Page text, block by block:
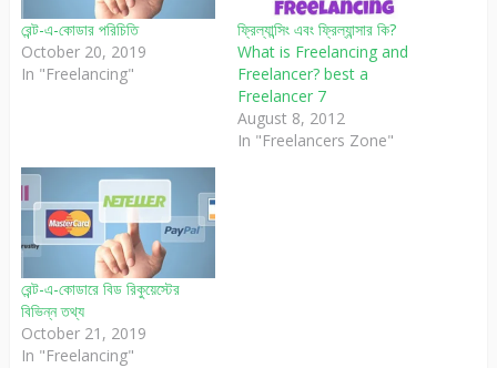
রেন্ট-এ-কোডার পরিচিতি
October 20, 2019
In "Freelancing"
ফ্রিল্যান্সিং এবং ফ্রিল্যান্সার কি?
What is Freelancing and
Freelancer? best a
Freelancer 7
August 8, 2012
In "Freelancers Zone"
রেন্ট-এ-কোডারে বিড রিকুয়েস্টের
বিভিন্ন তথ্য
October 21, 2019
In "Freelancing"